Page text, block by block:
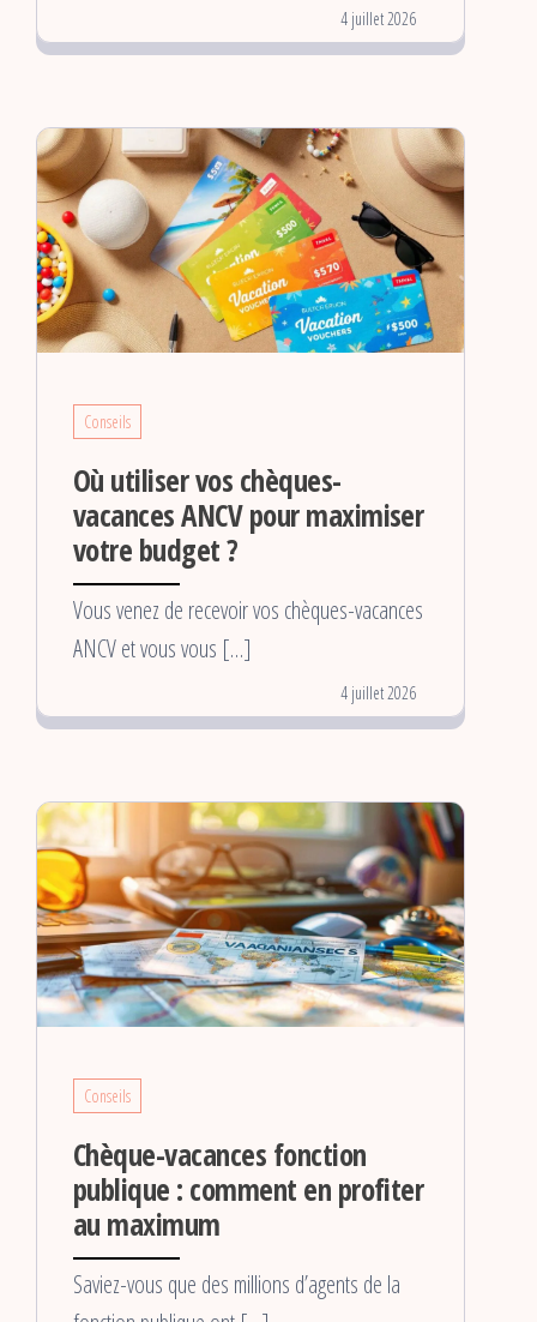
4 juillet 2026
Conseils
Où utiliser vos chèques-
vacances ANCV pour maximiser
votre budget ?
Vous venez de recevoir vos chèques-vacances
ANCV et vous vous […]
4 juillet 2026
Conseils
Chèque-vacances fonction
publique : comment en profiter
au maximum
Saviez-vous que des millions d’agents de la